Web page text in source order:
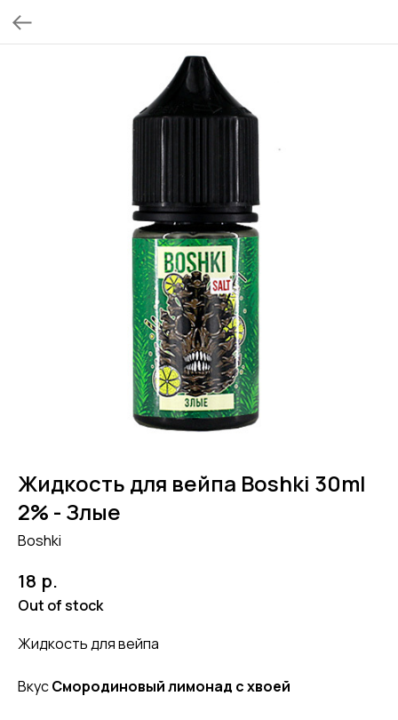
Жидкость для вейпа Boshki 30ml
2% - Злые
Boshki
18 р.
Out of stock
Жидкость для вейпа
ВкусСмородиновый лимонад с хвоей